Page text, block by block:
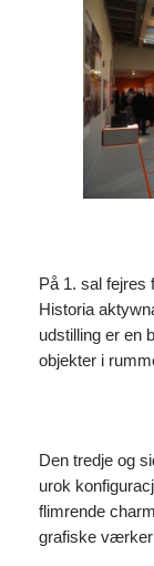
På 1. sal fejres
Historia
udstilling er en
objekter i
Den tredje og
urok
flimrende
grafiske